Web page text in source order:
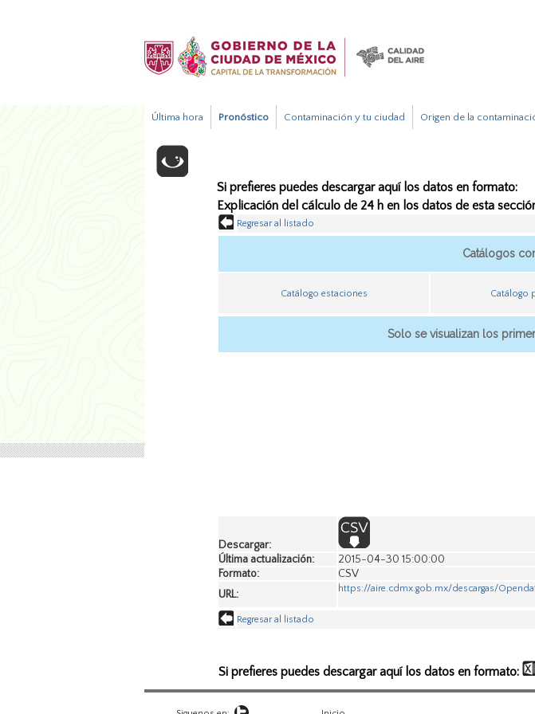
Última hora Pronóstico Contaminación y tu ciudad Origen de la
Si prefieres puedes descargar aquí los datos en formato:
Explicación del cálculo de 24 h en los datos de esta
Regresar al listado
Catálogos
Catálogo estaciones Catálogo
Solo se visualizan los
Descargar:
Última actualización:
2015-04-30 15:00:00
Formato:
CSV
URL:
https://aire.cdmx.gob.mx/descargas/
Regresar al listado
Si prefieres puedes descargar aquí los datos en formato: